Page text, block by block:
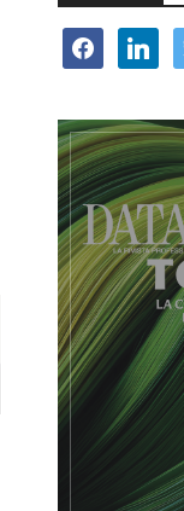
facebooklinkedin